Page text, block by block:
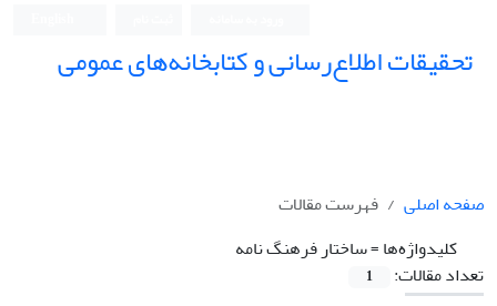
تحقیقات اطلاع‌رسانی و کتابخانه‌های عمومی
صفحه اصلی
فهرست مقالات
کلیدواژه‌ها =ساختار فرهنگ نامه
تعداد مقالات:
1